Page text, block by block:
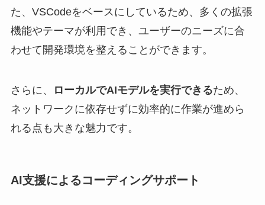
た、VSCodeをベースにしているため、多くの拡張
機能やテーマが利用でき、ユーザーのニーズに合
わせて開発環境を整えることができます。
さらに、 ローカルでAIモデルを実行できるため、
ネットワークに依存せずに効率的に作業が進めら
れる点も大きな魅力です。
AI支援によるコーディングサポート